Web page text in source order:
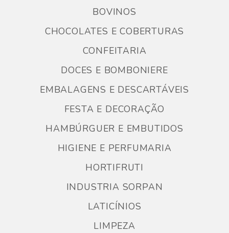
BOVINOS
CHOCOLATES E COBERTURAS
CONFEITARIA
DOCES E BOMBONIERE
EMBALAGENS E DESCARTÁVEIS
FESTA E DECORAÇÃO
HAMBÚRGUER E EMBUTIDOS
HIGIENE E PERFUMARIA
HORTIFRUTI
INDUSTRIA SORPAN
LATICÍNIOS
LIMPEZA